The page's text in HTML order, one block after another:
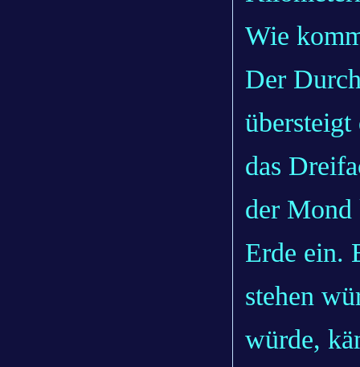
Wie
Der
übersteigt
das
der Mond
Erde ein.
stehen
würde,